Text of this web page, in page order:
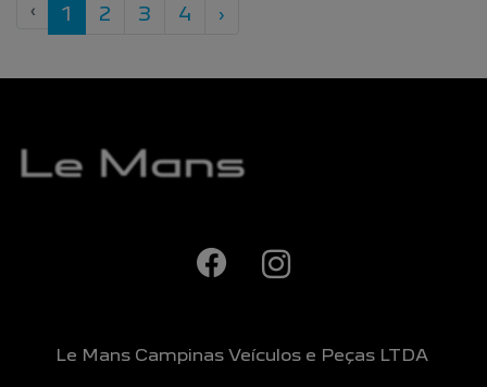
‹ 1 2 3 4 ›
Le Mans Campinas Veículos e Peças LTDA